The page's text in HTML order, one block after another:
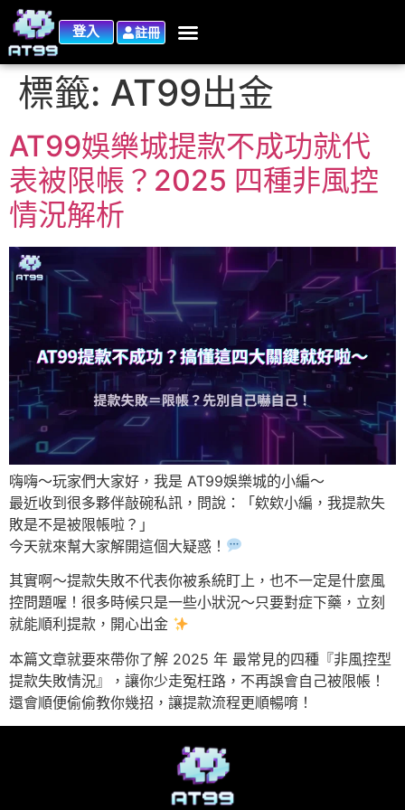
登入 註冊
標籤: AT99出金
AT99娛樂城提款不成功就代
表被限帳？2025 四種非風控
情況解析
嗨嗨～玩家們大家好，我是 AT99娛樂城的小編～
最近收到很多夥伴敲碗私訊，問說：「欸欸小編，我提款失
敗是不是被限帳啦？」
今天就來幫大家解開這個大疑惑！
其實啊～提款失敗不代表你被系統盯上，也不一定是什麼風
控問題喔！很多時候只是一些小狀況～只要對症下藥，立刻
就能順利提款，開心出金
本篇文章就要來帶你了解 2025 年 最常見的四種『非風控型
提款失敗情況』，讓你少走冤枉路，不再誤會自己被限帳！
還會順便偷偷教你幾招，讓提款流程更順暢唷！